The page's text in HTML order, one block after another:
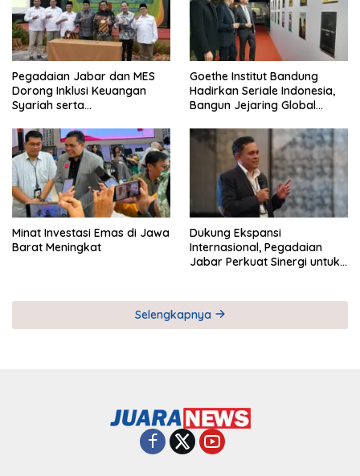
Pegadaian Jabar dan MES
Dorong Inklusi Keuangan
Syariah serta
Goethe Institut Bandung
Hadirkan Seriale Indonesia,
Bangun Jejaring Global
Minat Investasi Emas di Jawa
Barat Meningkat
Dukung Ekspansi
Internasional, Pegadaian
Jabar Perkuat Sinergi untuk
Selengkapnya